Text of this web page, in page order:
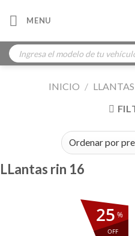
MENU
Búsqueda
de
productos
INICIO / LLANTAS
LLantas rin 16
%
OFF
25